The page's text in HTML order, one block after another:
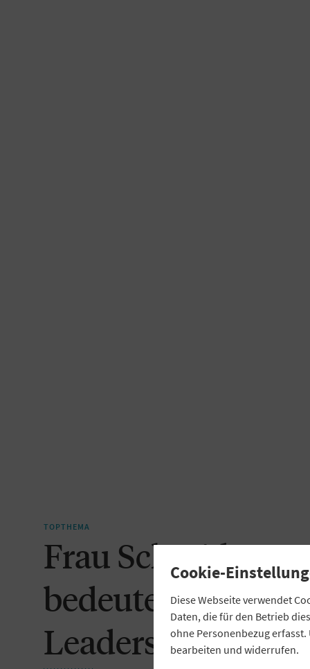
TOPTHEMA
Frau Schmid, was
bedeutet „Digital
Leadership“?
Cookie-
Diese Webseite verwendet
Daten, die für den Betrieb
ohne Personenbezug
bearbeiten und widerrufen.